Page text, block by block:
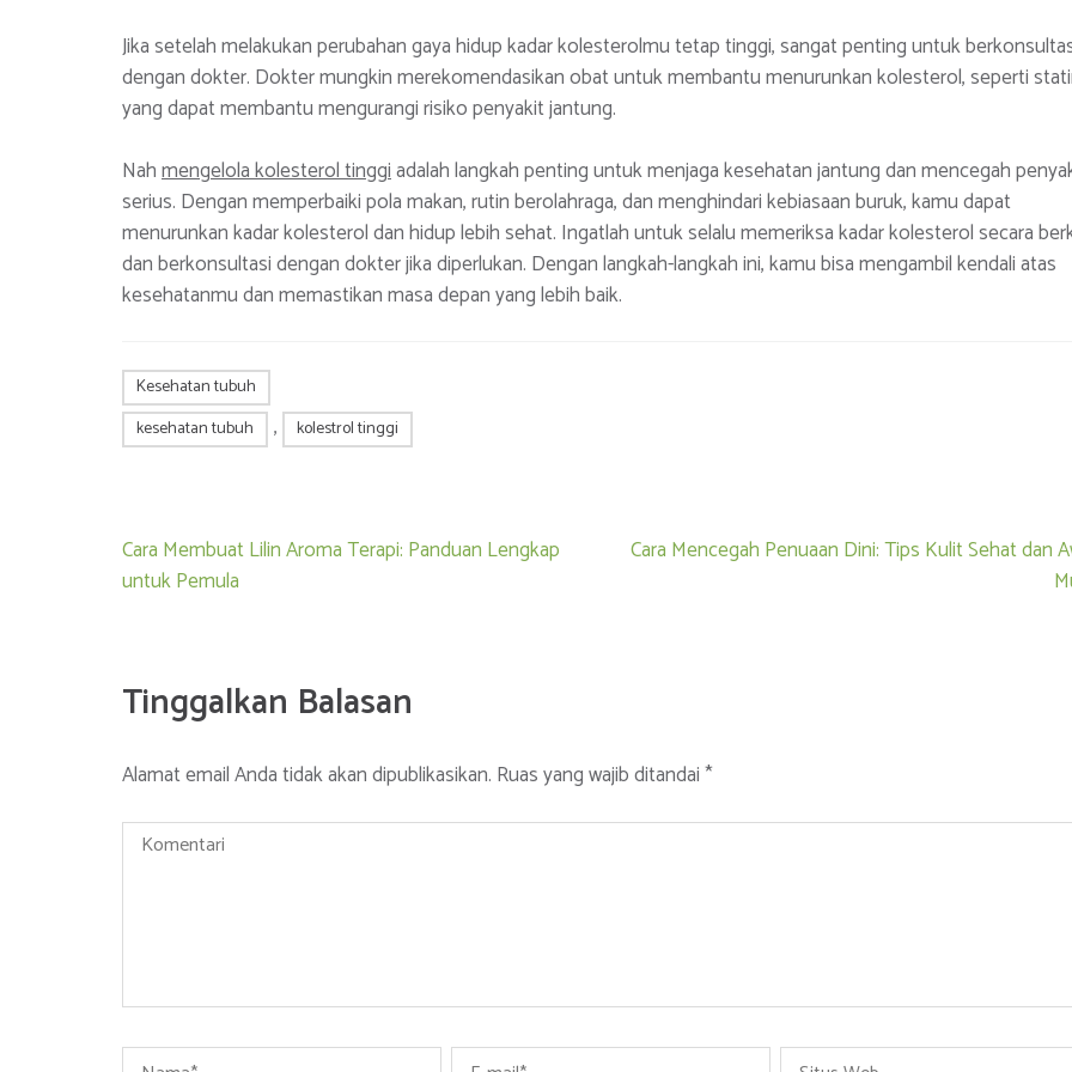
Jika setelah melakukan perubahan gaya hidup kadar kolesterolmu tetap tinggi, sangat penting untuk
dengan dokter. Dokter mungkin merekomendasikan obat untuk membantu menurunkan kolesterol, seperti
yang dapat membantu mengurangi risiko penyakit jantung.
Nahmengelola kolesterol tinggiadalah langkah penting untuk menjaga kesehatan jantung dan mencegah
serius. Dengan memperbaiki pola makan, rutin berolahraga, dan menghindari kebiasaan buruk, kamu dapat
menurunkan kadar kolesterol dan hidup lebih sehat. Ingatlah untuk selalu memeriksa kadar kolesterol secara
dan berkonsultasi dengan dokter jika diperlukan. Dengan langkah-langkah ini, kamu bisa mengambil kendali atas
kesehatanmu dan memastikan masa depan yang lebih baik.
Kesehatan tubuh
kesehatan tubuh
, kolestrol tinggi
Navigasi
pos
Cara Membuat Lilin Aroma Terapi: Panduan Lengkap
untuk Pemula
Cara Mencegah Penuaan Dini: Tips Kulit Sehat dan
Tinggalkan Balasan
Alamat email Anda tidak akan dipublikasikan. Ruas yang wajib ditandai*
Komentari
Name* Email* Situs